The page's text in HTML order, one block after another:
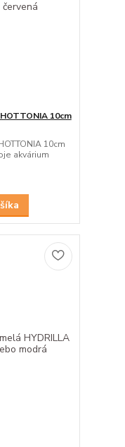
10cm
10cm
akvárium